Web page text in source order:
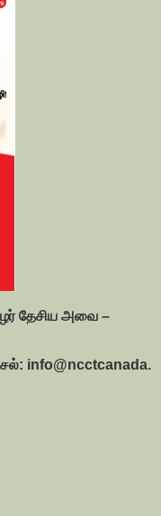
தேசிய அவை –
: info@ncctcanada.